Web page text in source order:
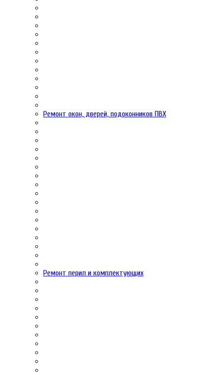
Ремонт окон, дверей, подоконников ПВХ
Ремонт перил и комплектующих